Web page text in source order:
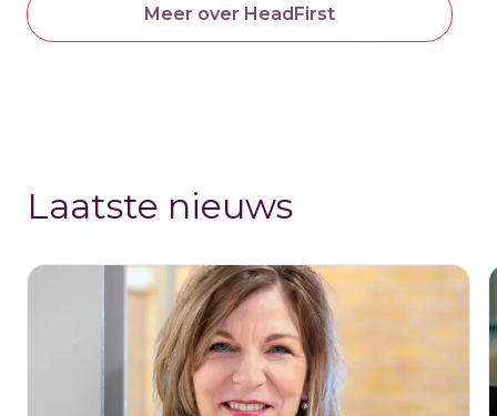
Meer over HeadFirst
Laatste nieuws